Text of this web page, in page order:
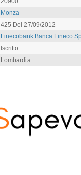
Monza
425 Del 27/09/2012
Finecobank Banca Fineco
Iscritto
Lombardia